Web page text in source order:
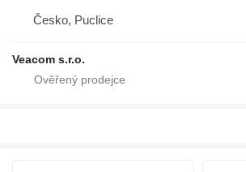
Česko, Puclice
Veacom s.r.o.